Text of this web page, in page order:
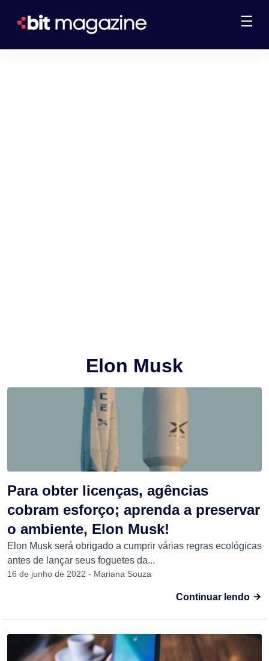
Elon Musk
Para obter licenças, agências
cobram esforço; aprenda a preservar
o ambiente, Elon Musk!
Elon Musk será obrigado a cumprir várias regras ecológicas
antes de lançar seus foguetes da...
16 de junho de 2022 - Mariana Souza
Continuar lendo